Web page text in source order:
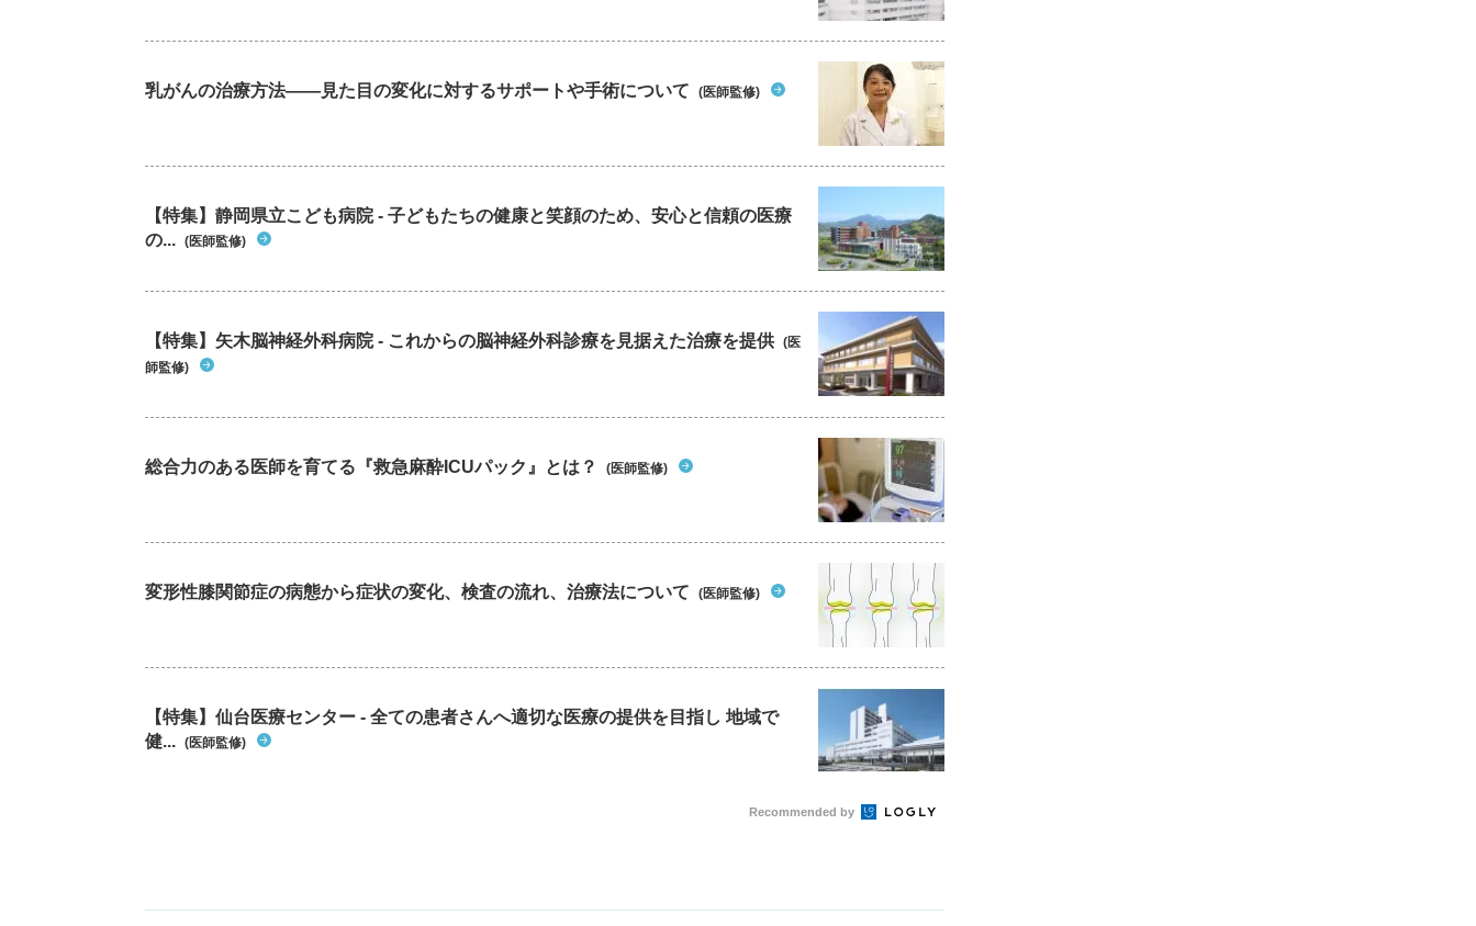
乳がんの治療方法――見た目の変化に対するサポートや手術について (医師監修)
【特集】静岡県立こども病院 - 子どもたちの健康と笑顔のため、安心と信頼の医療
の... (医師監修)
【特集】矢木脳神経外科病院 - これからの脳神経外科診療を見据えた治療を提供 (医
師監修)
総合力のある医師を育てる『救急麻酔ICUパック』とは？ (医師監修)
変形性膝関節症の病態から症状の変化、検査の流れ、治療法について (医師監修)
【特集】仙台医療センター - 全ての患者さんへ適切な医療の提供を目指し 地域で
健... (医師監修)
Recommended by